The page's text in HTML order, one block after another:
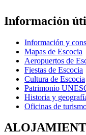
Información
Información y
Mapas de Escocia
Aeropuertos de
Fiestas de Escocia
Cultura de Escocia
Patrimonio
Historia y
Oficinas de